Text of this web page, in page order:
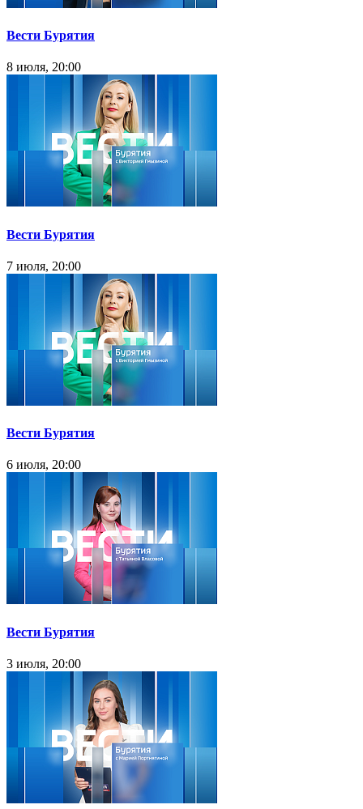
Вести Бурятия
8 июля, 20:00
Вести Бурятия
7 июля, 20:00
Вести Бурятия
6 июля, 20:00
Вести Бурятия
3 июля, 20:00